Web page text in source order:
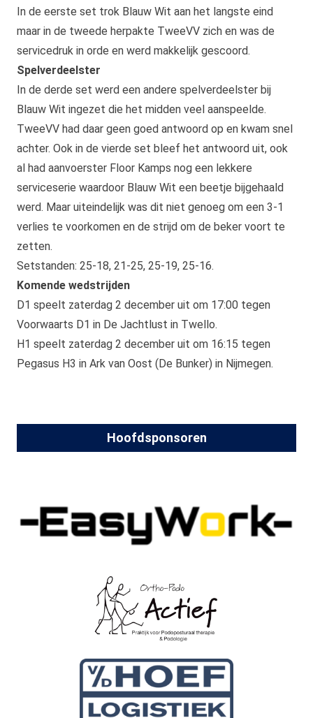
In de eerste set trok Blauw Wit aan het langste eind
maar in de tweede herpakte TweeVV zich en was de
servicedruk in orde en werd makkelijk gescoord.
Spelverdeelster
In de derde set werd een andere spelverdeelster bij
Blauw Wit ingezet die het midden veel aanspeelde.
TweeVV had daar geen goed antwoord op en kwam snel
achter. Ook in de vierde set bleef het antwoord uit, ook
al had aanvoerster Floor Kamps nog een lekkere
serviceserie waardoor Blauw Wit een beetje bijgehaald
werd. Maar uiteindelijk was dit niet genoeg om een 3-1
verlies te voorkomen en de strijd om de beker voort te
zetten.
Setstanden: 25-18, 21-25, 25-19, 25-16.
Komende wedstrijden
D1 speelt zaterdag 2 december uit om 17:00 tegen
Voorwaarts D1 in De Jachtlust in Twello.
H1 speelt zaterdag 2 december uit om 16:15 tegen
Pegasus H3 in Ark van Oost (De Bunker) in Nijmegen.
Hoofdsponsoren